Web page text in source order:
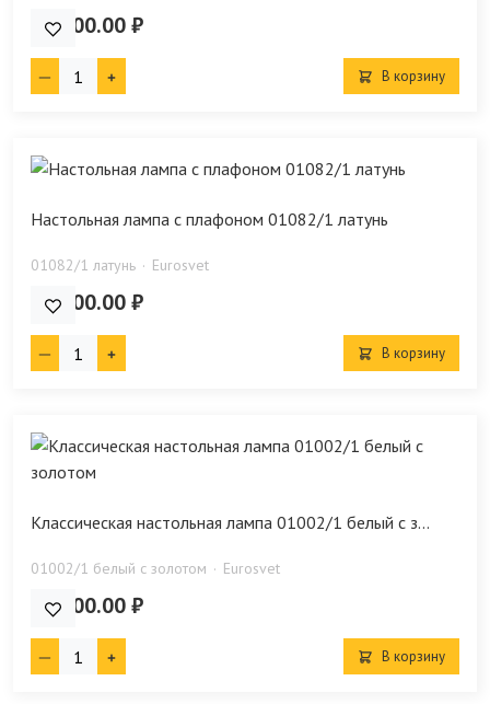
11 600.00 ₽
В корзину
Настольная лампа с плафоном 01082/1 латунь
01082/1 латунь Eurosvet
10 500.00 ₽
В корзину
Классическая настольная лампа 01002/1 белый с з...
01002/1 белый с золотом Eurosvet
11 000.00 ₽
В корзину